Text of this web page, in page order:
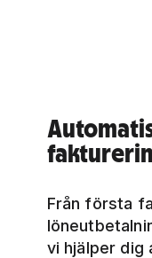
Från första
vi hjälper dig